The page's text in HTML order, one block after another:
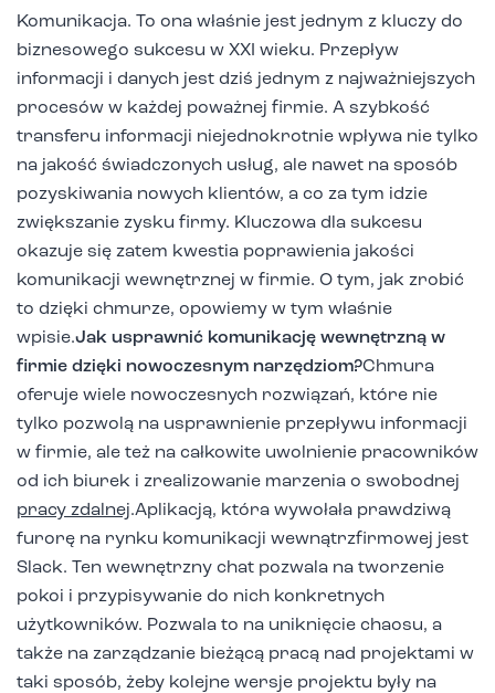
Komunikacja. To ona właśnie jest jednym z kluczy do
biznesowego sukcesu w XXI wieku. Przepływ
informacji i danych jest dziś jednym z najważniejszych
procesów w każdej poważnej firmie. A szybkość
transferu informacji niejednokrotnie wpływa nie tylko
na jakość świadczonych usług, ale nawet na sposób
pozyskiwania nowych klientów, a co za tym idzie
zwiększanie zysku firmy. Kluczowa dla sukcesu
okazuje się zatem kwestia poprawienia jakości
komunikacji wewnętrznej w firmie. O tym, jak zrobić
to dzięki chmurze, opowiemy w tym właśnie
wpisie.Jak usprawnić komunikację wewnętrzną w
firmie dzięki nowoczesnym narzędziom?Chmura
oferuje wiele nowoczesnych rozwiązań, które nie
tylko pozwolą na usprawnienie przepływu informacji
w firmie, ale też na całkowite uwolnienie pracowników
od ich biurek i zrealizowanie marzenia o swobodnej
pracy zdalnej.Aplikacją, która wywołała prawdziwą
furorę na rynku komunikacji wewnątrzfirmowej jest
Slack. Ten wewnętrzny chat pozwala na tworzenie
pokoi i przypisywanie do nich konkretnych
użytkowników. Pozwala to na uniknięcie chaosu, a
także na zarządzanie bieżącą pracą nad projektami w
taki sposób, żeby kolejne wersje projektu były na